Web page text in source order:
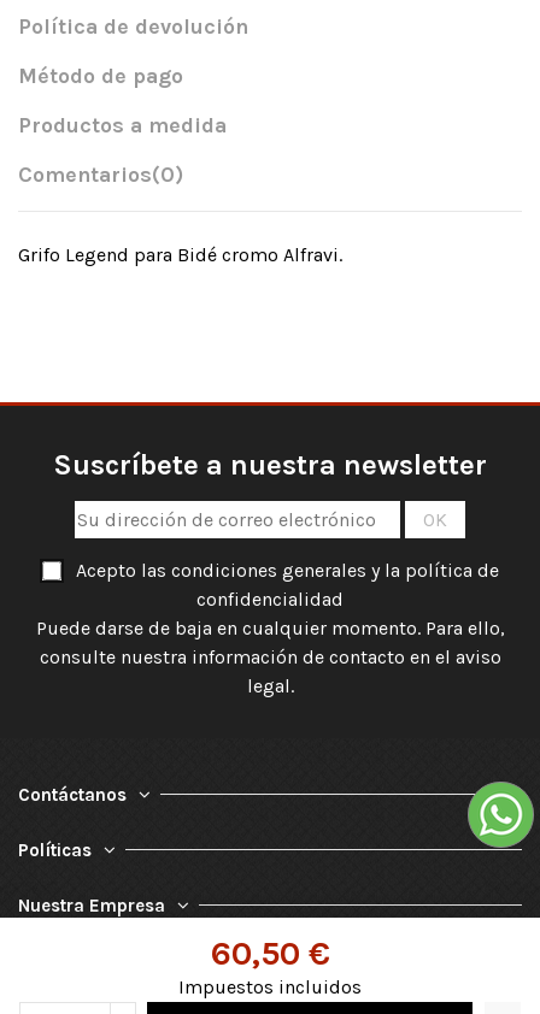
60,50 €
Impuestos incluidos
Política de devolución
Método de pago
Productos a medida
Comentarios(0)
Grifo Legend para Bidé cromo Alfravi.
Suscríbete a nuestra newsletter
Acepto las condiciones generales y la política de
confidencialidad
Puede darse de baja en cualquier momento. Para ello,
consulte nuestra información de contacto en el aviso
legal.
Contáctanos
Políticas
Nuestra Empresa